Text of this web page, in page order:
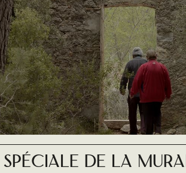
de LA